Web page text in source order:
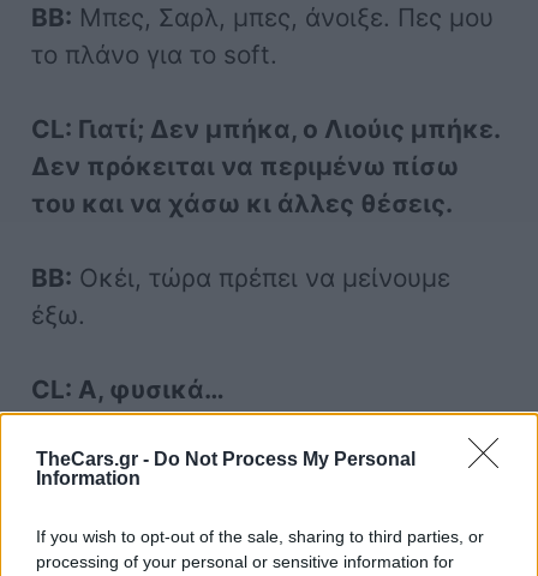
TheCars.gr - Do Not Process My Personal
Information
If you wish to opt-out of the sale, sharing to third parties, or
processing of your personal or sensitive information for
BB: Μπες, Σαρλ, μπες, άνοιξε. Πες μου
το πλάνο για το soft.
CL: Γιατί; Δεν μπήκα, ο Λιούις μπήκε.
Δεν πρόκειται να περιμένω πίσω
του και να χάσω κι άλλες θέσεις.
BB: Οκέι, τώρα πρέπει να μείνουμε
έξω.
CL: Α, φυσικά…
OLeclerc τερμάτισε στο GP της
τον αγώνα στην 4η θέση.